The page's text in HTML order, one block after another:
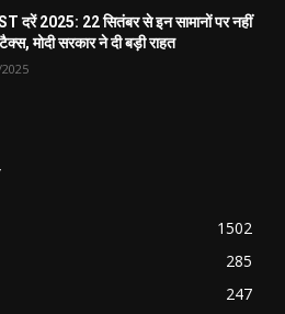
दरें 2025: 22 सितंबर से इन सामानों पर नहीं
मोदी सरकार ने दी बड़ी राहत
1502
285
247